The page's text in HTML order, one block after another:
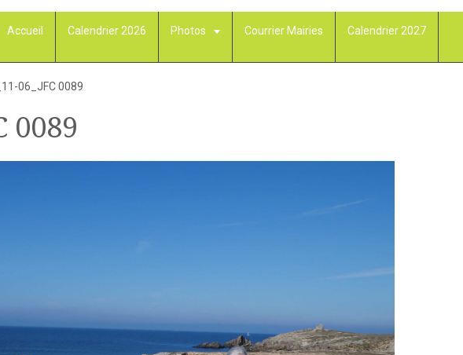
Accueil Calendrier 2026 Photos Courrier Mairies Calendrier 2027
06_JFC 0089
0089